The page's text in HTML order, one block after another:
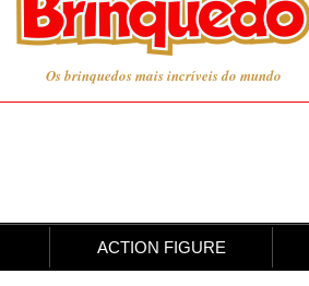
Os brinquedos mais incríveis do mundo
ACTION FIGURE